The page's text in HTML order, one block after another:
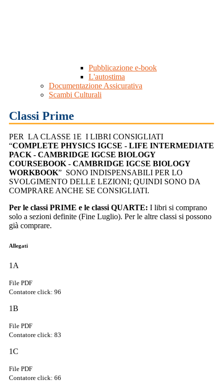
Pubblicazione e-book
L'autostima
Documentazione Assicurativa
Scambi Culturali
Classi Prime
PER LA CLASSE 1E I LIBRI CONSIGLIATI
“COMPLETE PHYSICS IGCSE - LIFE INTERMEDIATE
PACK - CAMBRIDGE IGCSE BIOLOGY
COURSEBOOK - CAMBRIDGE IGCSE BIOLOGY
WORKBOOK” SONO INDISPENSABILI PER LO
SVOLGIMENTO DELLE LEZIONI; QUINDI SONO DA
COMPRARE ANCHE SE CONSIGLIATI.
Per le classi PRIME e le classi QUARTE: I libri si comprano
solo a sezioni definite (Fine Luglio). Per le altre classi si possono
già comprare.
Allegati
1A
File PDF
Contatore click: 96
1B
File PDF
Contatore click: 83
1C
File PDF
Contatore click: 66